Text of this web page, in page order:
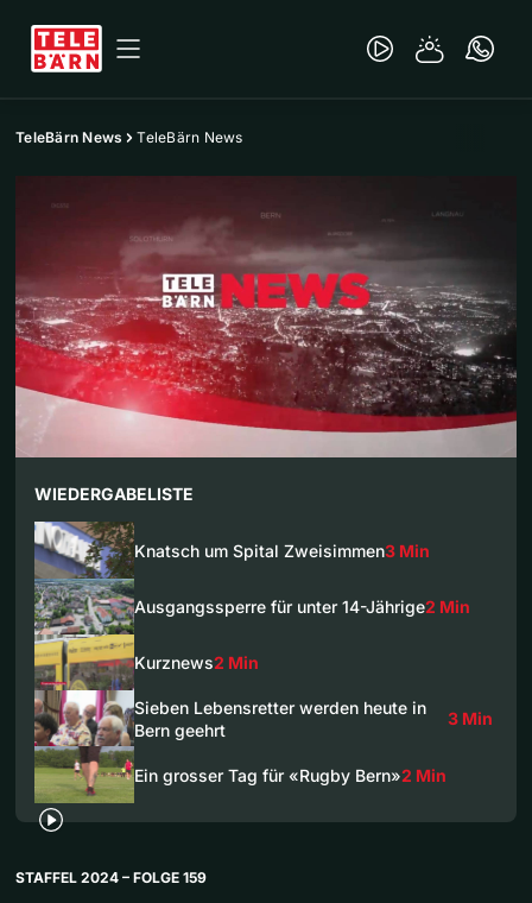
TeleBärn News TeleBärn News
WIEDERGABELISTE
Knatsch um Spital Zweisimmen3 Min
Ausgangssperre für unter 14-Jährige2 Min
Kurznews2 Min
Sieben Lebensretter werden heute in
Bern geehrt
3 Min
Ein grosser Tag für «Rugby Bern»2 Min
STAFFEL 2024 – FOLGE 159